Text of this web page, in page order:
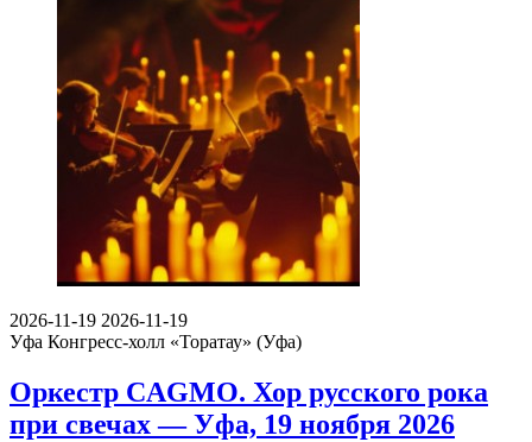
2026-11-19 2026-11-19
Уфа Конгресс-холл «Торатау» (Уфа)
Оркестр CAGMO. Хор русского рока
при свечах — Уфа, 19 ноября 2026